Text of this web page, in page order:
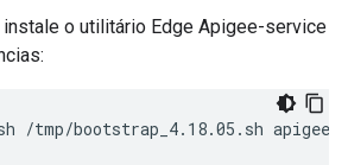
instale o utilitário Edge Apigee-service
/tmp/bootstrap_4.18.05.sh